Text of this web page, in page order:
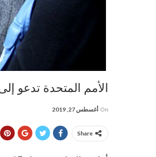
الأمم المتحدة تدعو
On أغسطس 27, 2019
Share